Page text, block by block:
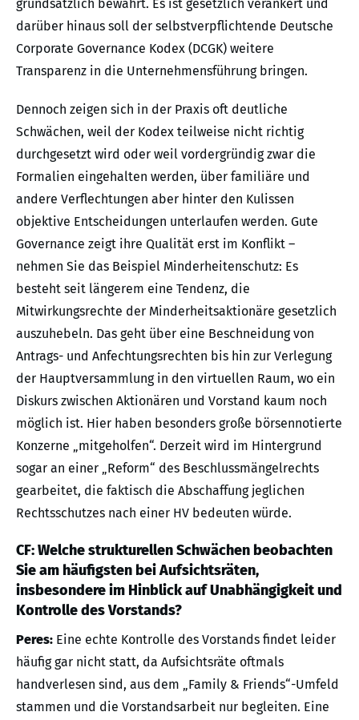
grundsätzlich bewährt. Es ist gesetzlich verankert und
darüber hinaus soll der selbstverpflichtende Deutsche
Corporate Governance Kodex (DCGK) weitere
Transparenz in die Unternehmensführung bringen.
Dennoch zeigen sich in der Praxis oft deutliche
Schwächen, weil der Kodex teilweise nicht richtig
durchgesetzt wird oder weil vordergründig zwar die
Formalien eingehalten werden, über familiäre und
andere Verflechtungen aber hinter den Kulissen
objektive Entscheidungen unterlaufen werden. Gute
Governance zeigt ihre Qualität erst im Konflikt –
nehmen Sie das Beispiel Minderheitenschutz: Es
besteht seit längerem eine Tendenz, die
Mitwirkungsrechte der Minderheitsaktionäre gesetzlich
auszuhebeln. Das geht über eine Beschneidung von
Antrags- und Anfechtungsrechten bis hin zur Verlegung
der Hauptversammlung in den virtuellen Raum, wo ein
Diskurs zwischen Aktionären und Vorstand kaum noch
möglich ist. Hier haben besonders große börsennotierte
Konzerne „mitgeholfen“. Derzeit wird im Hintergrund
sogar an einer „Reform“ des Beschlussmängelrechts
gearbeitet, die faktisch die Abschaffung jeglichen
Rechtsschutzes nach einer HV bedeuten würde.
CF: Welche strukturellen Schwächen beobachten
Sie am häufigsten bei Aufsichtsräten,
insbesondere im Hinblick auf Unabhängigkeit und
Kontrolle des Vorstands?
Peres: Eine echte Kontrolle des Vorstands findet leider
häufig gar nicht statt, da Aufsichtsräte oftmals
handverlesen sind, aus dem „Family & Friends“-Umfeld
stammen und die Vorstandsarbeit nur begleiten. Eine